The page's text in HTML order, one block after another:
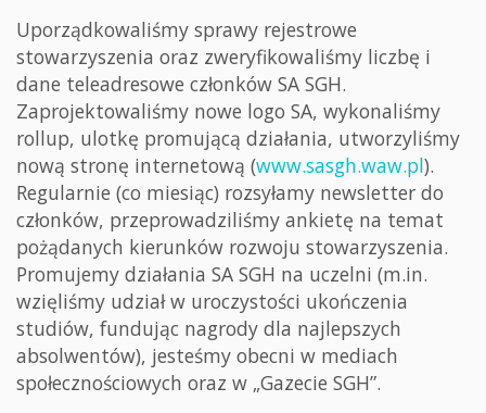
Uporządkowaliśmy sprawy rejestrowe
stowarzyszenia oraz zweryfikowaliśmy liczbę i
dane teleadresowe członków SA SGH.
Zaprojektowaliśmy nowe logo SA, wykonaliśmy
rollup, ulotkę promującą działania, utworzyliśmy
nową stronę internetową (www.sasgh.waw.pl).
Regularnie (co miesiąc) rozsyłamy newsletter do
członków, przeprowadziliśmy ankietę na temat
pożądanych kierunków rozwoju stowarzyszenia.
Promujemy działania SA SGH na uczelni (m.in.
wzięliśmy udział w uroczystości ukończenia
studiów, fundując nagrody dla najlepszych
absolwentów), jesteśmy obecni w mediach
społecznościowych oraz w „Gazecie SGH”.